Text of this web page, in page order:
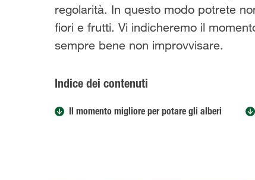
regolarità. In questo modo potrete
fiori e frutti. Vi indicheremo il
sempre bene non improvvisare.
Indice dei contenuti
Il momento migliore per potare gli alberi